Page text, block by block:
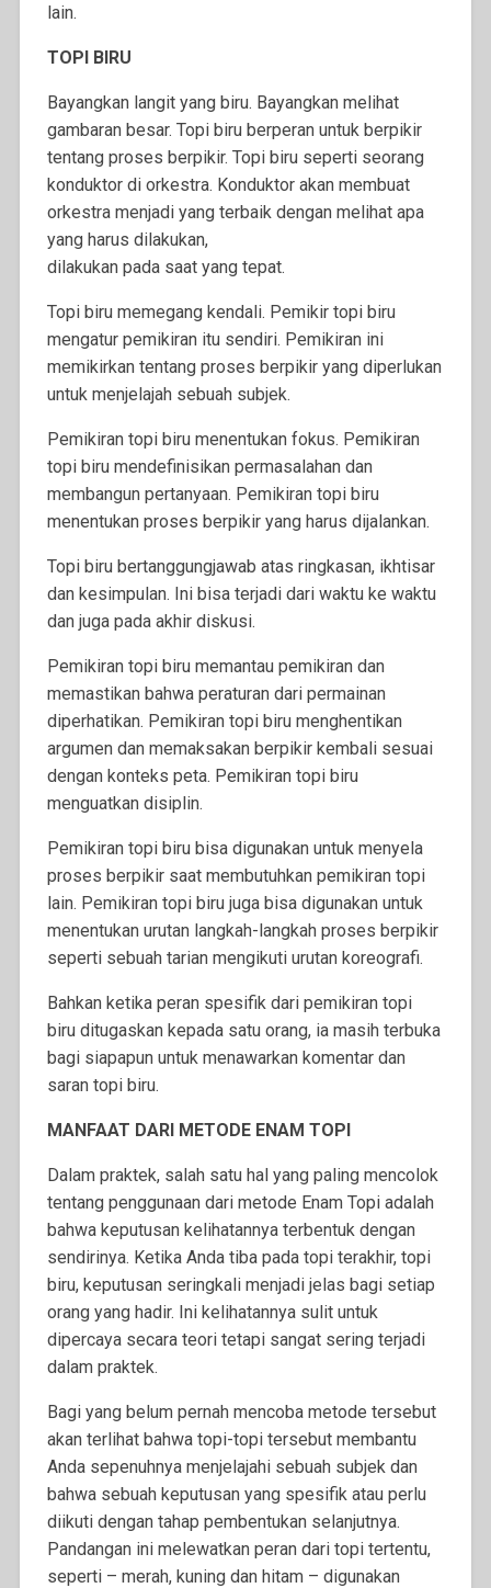
lain.
TOPI BIRU
Bayangkan langit yang biru. Bayangkan melihat
gambaran besar. Topi biru berperan untuk berpikir
tentang proses berpikir. Topi biru seperti seorang
konduktor di orkestra. Konduktor akan membuat
orkestra menjadi yang terbaik dengan melihat apa
yang harus dilakukan,
dilakukan pada saat yang tepat.
Topi biru memegang kendali. Pemikir topi biru
mengatur pemikiran itu sendiri. Pemikiran ini
memikirkan tentang proses berpikir yang diperlukan
untuk menjelajah sebuah subjek.
Pemikiran topi biru menentukan fokus. Pemikiran
topi biru mendefinisikan permasalahan dan
membangun pertanyaan. Pemikiran topi biru
menentukan proses berpikir yang harus dijalankan.
Topi biru bertanggungjawab atas ringkasan, ikhtisar
dan kesimpulan. Ini bisa terjadi dari waktu ke waktu
dan juga pada akhir diskusi.
Pemikiran topi biru memantau pemikiran dan
memastikan bahwa peraturan dari permainan
diperhatikan. Pemikiran topi biru menghentikan
argumen dan memaksakan berpikir kembali sesuai
dengan konteks peta. Pemikiran topi biru
menguatkan disiplin.
Pemikiran topi biru bisa digunakan untuk menyela
proses berpikir saat membutuhkan pemikiran topi
lain. Pemikiran topi biru juga bisa digunakan untuk
menentukan urutan langkah-langkah proses berpikir
seperti sebuah tarian mengikuti urutan koreografi.
Bahkan ketika peran spesifik dari pemikiran topi
biru ditugaskan kepada satu orang, ia masih terbuka
bagi siapapun untuk menawarkan komentar dan
saran topi biru.
MANFAAT DARI METODE ENAM TOPI
Dalam praktek, salah satu hal yang paling mencolok
tentang penggunaan dari metode Enam Topi adalah
bahwa keputusan kelihatannya terbentuk dengan
sendirinya. Ketika Anda tiba pada topi terakhir, topi
biru, keputusan seringkali menjadi jelas bagi setiap
orang yang hadir. Ini kelihatannya sulit untuk
dipercaya secara teori tetapi sangat sering terjadi
dalam praktek.
Bagi yang belum pernah mencoba metode tersebut
akan terlihat bahwa topi-topi tersebut membantu
Anda sepenuhnya menjelajahi sebuah subjek dan
bahwa sebuah keputusan yang spesifik atau perlu
diikuti dengan tahap pembentukan selanjutnya.
Pandangan ini melewatkan peran dari topi tertentu,
seperti – merah, kuning dan hitam – digunakan